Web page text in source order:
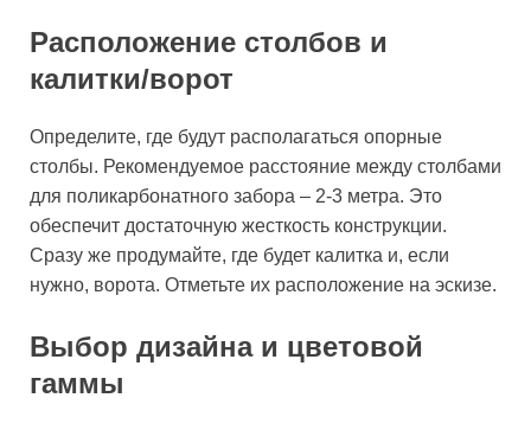
Расположение столбов и
калитки/ворот
Определите, где будут располагаться опорные
столбы. Рекомендуемое расстояние между столбами
для поликарбонатного забора – 2-3 метра. Это
обеспечит достаточную жесткость конструкции.
Сразу же продумайте, где будет калитка и, если
нужно, ворота. Отметьте их расположение на эскизе.
Выбор дизайна и цветовой
гаммы